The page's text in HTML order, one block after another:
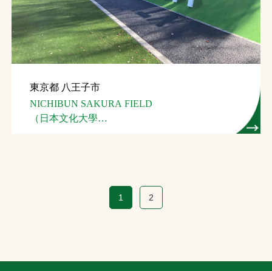
東京都 八王子市
NICHIBUN SAKURA FIELD
（日本文化大學
1 2